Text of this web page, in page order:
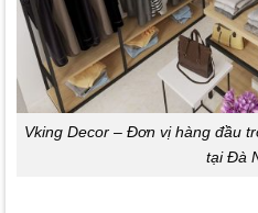
Vking Decor – Đơn vị hàng đầu
tại Đà